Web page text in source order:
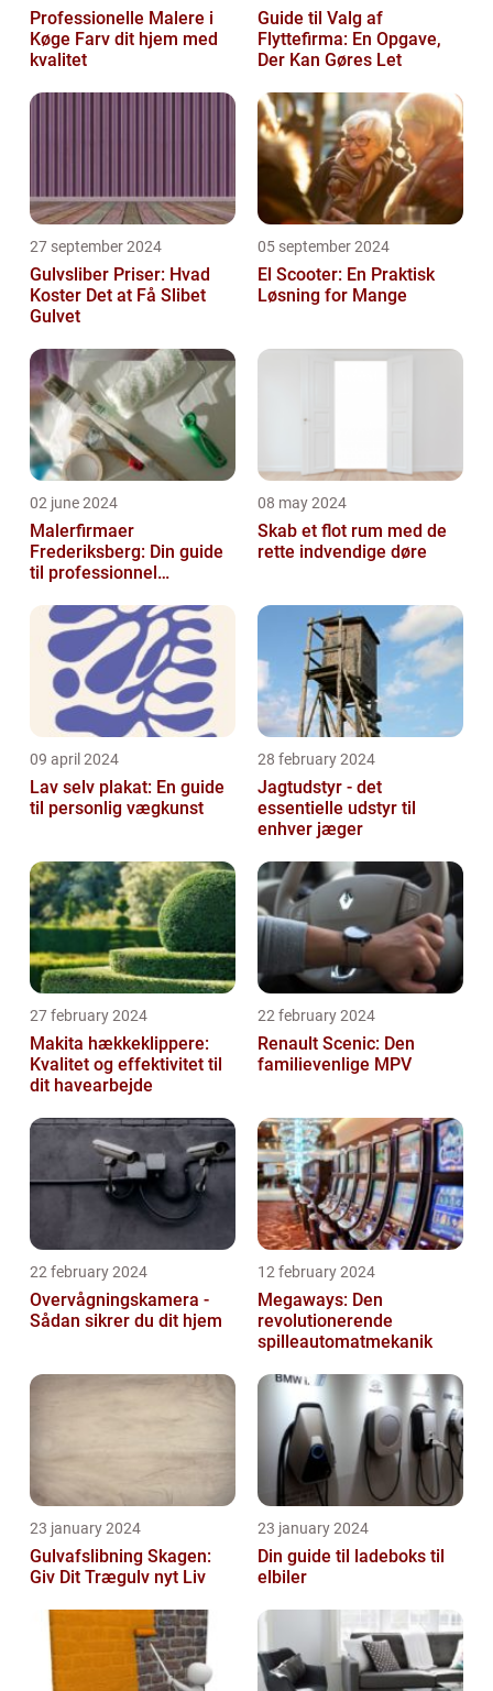
Professionelle Malere i
Køge Farv dit hjem med
kvalitet
Guide til Valg af
Flyttefirma: En Opgave,
Der Kan Gøres Let
27 september 2024
Gulvsliber Priser: Hvad
Koster Det at Få Slibet
Gulvet
05 september 2024
El Scooter: En Praktisk
Løsning for Mange
02 june 2024
Malerfirmaer
Frederiksberg: Din guide
til professionnel
08 may 2024
Skab et flot rum med de
rette indvendige døre
09 april 2024
Lav selv plakat: En guide
til personlig vægkunst
28 february 2024
Jagtudstyr - det
essentielle udstyr til
enhver jæger
27 february 2024
Makita hækkeklippere:
Kvalitet og effektivitet til
dit havearbejde
22 february 2024
Renault Scenic: Den
familievenlige MPV
22 february 2024
Overvågningskamera -
Sådan sikrer du dit hjem
12 february 2024
Megaways: Den
revolutionerende
spilleautomatmekanik
23 january 2024
Gulvafslibning Skagen:
Giv Dit Trægulv nyt Liv
23 january 2024
Din guide til ladeboks til
elbiler